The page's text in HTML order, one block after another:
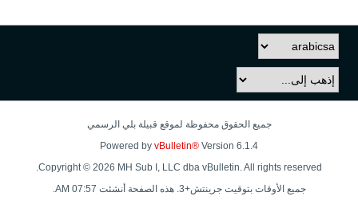
جميع الحقوق محفوظة لموقع قبيلة بلي الرسمي
Powered by vBulletin® Version 6.1.4
Copyright © 2026 MH Sub I, LLC dba vBulletin. All rights reserved.
جميع الأوقات بتوقيت جرينتش+3. هذه الصفحة أنشئت 07:57 AM.